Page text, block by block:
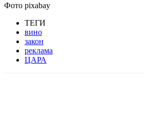
Фото pixabay
ТЕГИ
вино
закон
реклама
ЦАРА